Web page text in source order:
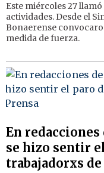
Este miércoles 27
actividades. Desde el
Bonaerense
medida de fuerza.
En
se hizo sentir
trabajadorxs de